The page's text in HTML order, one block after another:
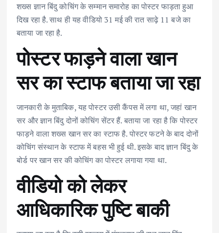
o
o
k
r A
p
dI
n
शख्स ज्ञान बिंदु कोचिंग के सम्मान समारोह का पोस्टर फाड़ता हुआ
दिख रहा है. साथ ही यह वीडियो 31 मई की रात साढ़े 11 बजे का
बताया जा रहा है.
पोस्टर फाड़ने वाला खान
सर का स्टाफ बताया जा रहा
जानकारी के मुताबिक, यह पोस्टर उसी कैंपस में लगा था, जहां खान
सर और ज्ञान बिंदु दोनों कोचिंग सेंटर हैं. बताया जा रहा है कि पोस्टर
फाड़ने वाला शख्स खान सर का स्टाफ है. पोस्टर फटने के बाद दोनों
कोचिंग संस्थान के स्टाफ में बहस भी हुई थी. इसके बाद ज्ञान बिंदु के
बोर्ड पर खान सर की कोचिंग का पोस्टर लगाया गया था.
वीडियो को लेकर
आधिकारिक पुष्टि बाकी